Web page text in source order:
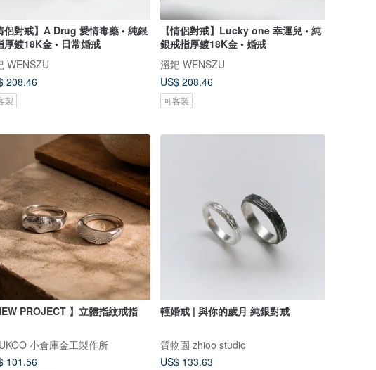
侶對戒】A Drug 愛情毒藥 • 純銀
厚鍍18K金 • 日常婚戒
WENSZU
208.46
製
【情侶對戒】Lucky one 幸運兒 • 純
銀戒指厚鍍18K金 • 婚戒
溫釲 WENSZU
US$ 208.46
可客製
PROJECT 】立體指紋戒指
小倉庫金工製作所
101.56
輕婚戒 | 與你的歲月 純銀對戒
質物園 zhioo studio
US$ 133.63